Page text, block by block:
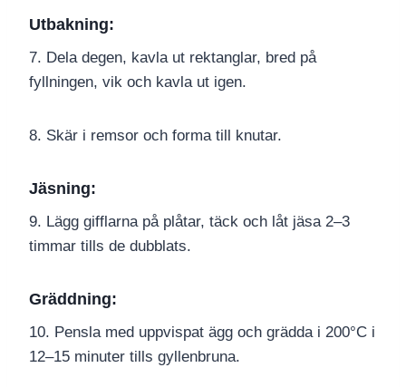
Utbakning:
7. Dela degen, kavla ut rektanglar, bred på
fyllningen, vik och kavla ut igen.
8. Skär i remsor och forma till knutar.
Jäsning:
9. Lägg gifflarna på plåtar, täck och låt jäsa 2–3
timmar tills de dubblats.
Gräddning:
10. Pensla med uppvispat ägg och grädda i 200°C i
12–15 minuter tills gyllenbruna.